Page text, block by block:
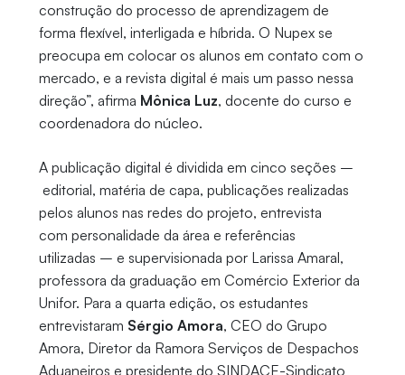
construção do processo de aprendizagem de
forma flexível, interligada e híbrida. O Nupex se
preocupa em colocar os alunos em contato com o
mercado, e a revista digital é mais um passo nessa
direção”, afirma Mônica Luz, docente do curso e
coordenadora do núcleo.
A publicação digital é dividida em cinco seções –
editorial, matéria de capa, publicações realizadas
pelos alunos nas redes do projeto, entrevista
com personalidade da área e referências
utilizadas – e supervisionada por Larissa Amaral,
professora da graduação em Comércio Exterior da
Unifor. Para a quarta edição, os estudantes
entrevistaram Sérgio Amora, CEO do Grupo
Amora, Diretor da Ramora Serviços de Despachos
Aduaneiros e presidente do SINDACE-Sindicato